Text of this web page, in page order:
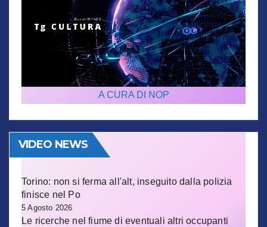
A CURA DI NOP
VIDEO NEWS
Torino: non si ferma all'alt, inseguito dalla polizia
finisce nel Po
5 Agosto 2026
Le ricerche nel fiume di eventuali altri occupanti